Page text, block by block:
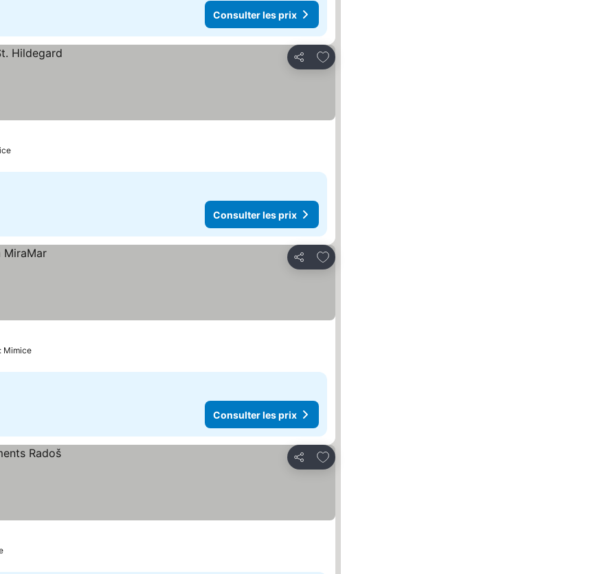
Consulter les prix
Partager
Ajouter à mes favoris
Consulter les prix
Partager
Ajouter à mes favoris
Mimice
Consulter les prix
Partager
Ajouter à mes favoris